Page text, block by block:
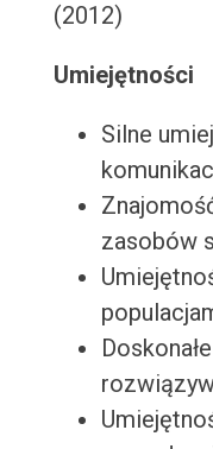
(2012)
Umiejętności
Silne
zasobów